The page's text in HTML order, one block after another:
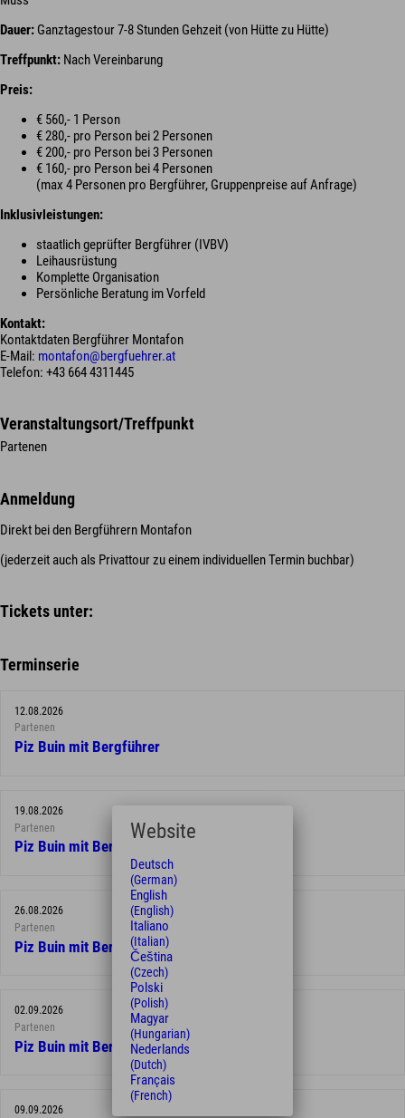
Dauer: Ganztagestour 7-8 Stunden Gehzeit (von Hütte zu Hütte)
Treffpunkt: Nach Vereinbarung
Preis:
€ 560,- 1 Person
€ 280,- pro Person bei 2 Personen
€ 200,- pro Person bei 3 Personen
€ 160,- pro Person bei 4 Personen
(max 4 Personen pro Bergführer, Gruppenpreise auf Anfrage)
Inklusivleistungen:
staatlich geprüfter Bergführer (IVBV)
Leihausrüstung
Komplette Organisation
Persönliche Beratung im Vorfeld
Kontakt:
Kontaktdaten Bergführer Montafon
E-Mail: montafon@bergfuehrer.at
Telefon: +43 664 4311445
Veranstaltungsort/Treffpunkt
Partenen
Anmeldung
Direkt bei den Bergführern Montafon
(jederzeit auch als Privattour zu einem individuellen Termin buchbar)
Tickets unter:
Terminserie
12.08.2026
Partenen
Piz Buin mit Bergführer
19.08.2026
Partenen
Piz Buin mit Bergführer
26.08.2026
Partenen
Piz Buin mit Bergführer
02.09.2026
Partenen
Piz Buin mit Bergführer
09.09.2026
Website
Deutsch
(German)
English
(English)
Italiano
(Italian)
Čeština
(Czech)
Polski
(Polish)
Magyar
(Hungarian)
Nederlands
(Dutch)
Français
(French)